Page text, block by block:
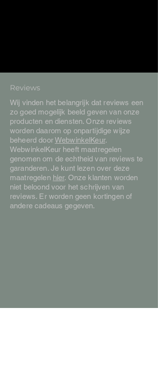
Reviews
Wij vinden het belangrijk dat reviews een
zo goed mogelijk beeld geven van onze
producten en diensten. Onze reviews
worden daarom op onpartijdige wijze
beheerd doorWebwinkelKeur.
WebwinkelKeur heeft maatregelen
genomen om de echtheid van reviews te
garanderen. Je kunt lezen over deze
maatregelen hier. Onze klanten worden
niet beloond voor het schrijven van
reviews. Er worden geen kortingen of
andere cadeaus gegeven.